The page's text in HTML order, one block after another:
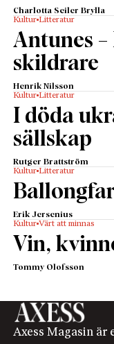
Charlotta Seiler Brylla
Kultur Litteratur
Antunes –
skildrare
Henrik Nilsson
Kultur Litteratur
I döda
sällskap
Rutger Brattström
Kultur Litteratur
Erik Jersenius
Kultur Värt att minnas
Vin,
Tommy Olofsson
Axess Magasin